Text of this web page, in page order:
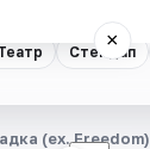
Стендап
×
(ex. Freedom)